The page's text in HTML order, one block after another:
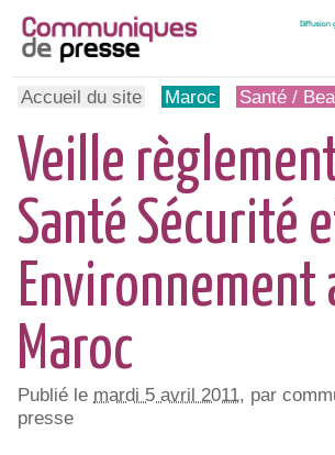
Accueil du site Maroc Santé /
Veille
Santé Sécurité
Environnement
Maroc
Publié le mardi 5 avril 2011, par
presse